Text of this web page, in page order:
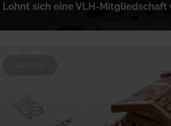
Lohnt sich eine VLH-Mitgliedschaft